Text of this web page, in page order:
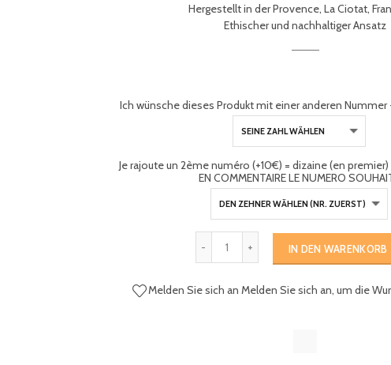
Hergestellt in der Provence, La Ciotat,
Ethischer und nachhaltiger Ansatz
Ich wünsche dieses Produkt mit einer anderen Nummer
Je rajoute un 2ème numéro (+10€) = dizaine (en premier)
EN COMMENTAIRE LE NUMERO
IN DEN WARENKORB
Melden Sie sich an Melden Sie sich an, um die